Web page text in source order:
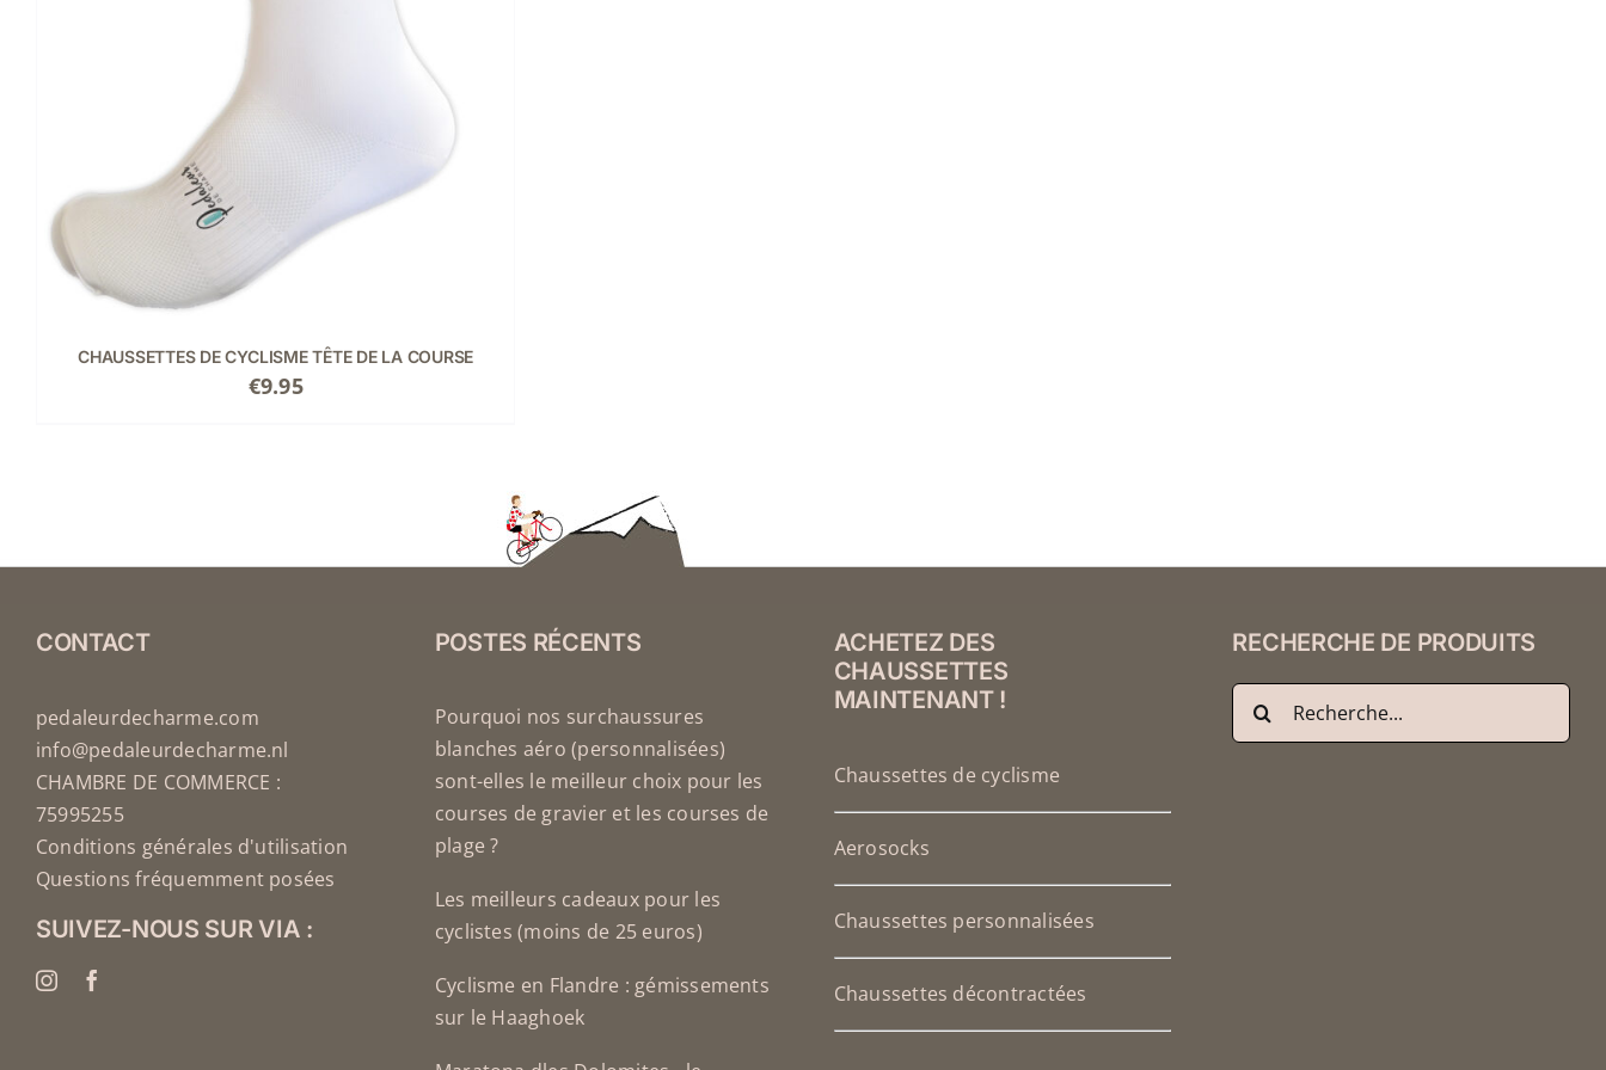
CHAUSSETTES DE CYCLISME TÊTE DE LA COURSE
€9.95
CONTACT
pedaleurdecharme.com
info@pedaleurdecharme.nl
CHAMBRE DE COMMERCE :
75995255
Conditions générales d'utilisation
Questions fréquemment posées
SUIVEZ-NOUS SUR VIA :
POSTES RÉCENTS
Pourquoi nos surchaussures
blanches aéro (personnalisées)
sont-elles le meilleur choix pour les
courses de gravier et les courses de
plage ?
Les meilleurs cadeaux pour les
cyclistes (moins de 25 euros)
Cyclisme en Flandre : gémissements
sur le Haaghoek
ACHETEZ DES
CHAUSSETTES
MAINTENANT !
Chaussettes de cyclisme
Aerosocks
Chaussettes personnalisées
Chaussettes décontractées
RECHERCHE DE PRODUITS
Recherche